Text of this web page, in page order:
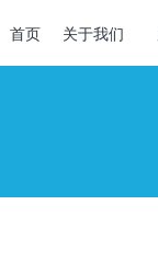
首页 关于我们